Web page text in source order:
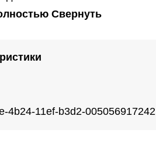
Свернуть
4b24-11ef-b3d2-005056917242